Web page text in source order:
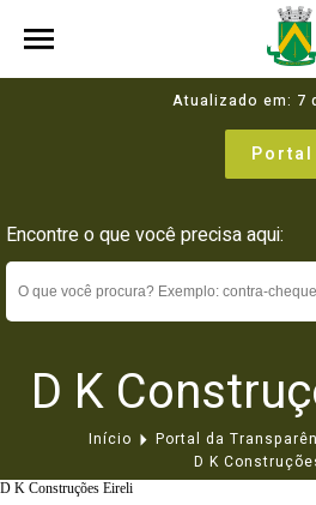
Atualizado em: 7
Encontre o que você precisa aqui:
D K
Início Portal da
D K
D K Construções Eireli